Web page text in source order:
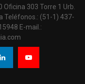
Oficina 303 Torre 1 Urb.
Teléfonos.: (51-1) 437-
E-mail.: